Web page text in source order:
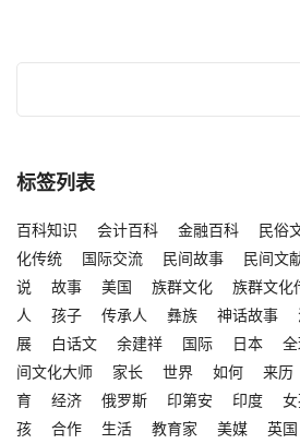
标签列表
百科知识 会计百科 金融百科 民俗
化传统
国际交流 民间故事 民间文
说
故事 美国 族群文化 族群文化
人
孩子 传承人 彝族 神话故事
展
白话文 余建祥 国际 日本
间文化大师
家长 世界 如何 来历
育
经济 俄罗斯 印第安 印度
孩
合作 生活 教育家 美媒 英国